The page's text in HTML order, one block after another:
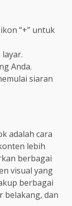
“+” untuk
layar.
Anda.
siaran
adalah cara
lebih
berbagai
visual yang
berbagai
belakang, dan